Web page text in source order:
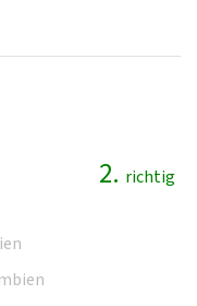
2. richtig